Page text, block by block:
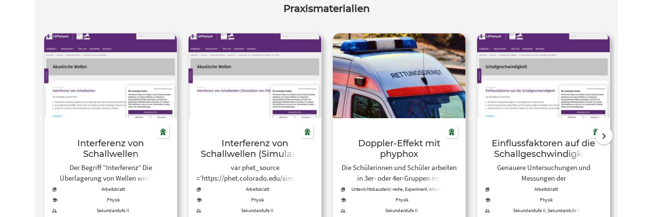
Praxismaterialien
Interferenz von
Schallwellen
Der Begriff “Interferenz” Die
Überlagerung von Wellen wird als
Interferenz bezeichnet. Dabei sind zwei
Fälle von besonderer Bedeutung:
konstruktive Interferenz und
Arbeitsblatt
Physik
Sekundarstufe II
Interferenz von
Schallwellen (Simulation
von PhET)
var phet_source
=’https://phet.colorado.edu/sims/html/wave-
interference/latest/wave-
interference_de.html ‘ Abb. 1 Erzeuge
Wellen mit einem tropfenden
Arbeitsblatt
Physik
Sekundarstufe II
Doppler-Effekt mit
phyphox
Die Schülerinnen und Schüler arbeiten
in 3er- oder 4er-Gruppen mit
mindestens 2 Smartphones mit
phyphox. Im Browser werden das
Erklärvideo angeschaut und die
Unterrichtsbaustein/-reihe, Experiment, Arbeitsblatt
Physik
Sekundarstufe II
Einflussfaktoren auf die
Schallgeschwindigkeit
Genauere Untersuchungen und
Messungen der
Schallgeschwindigkeiten zeigten, dass
die exakte
Ausbreitungsgeschwindigkeit von
Arbeitsblatt
Physik
Sekundarstufe II, Sekundarstufe I